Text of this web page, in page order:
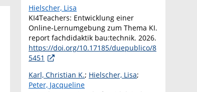
Hielscher, Lisa
KI4Teachers: Entwicklung einer
Online-Lernumgebung zum Thema KI.
report fachdidaktik bau:technik. 2026.
https://doi.org/10.17185/duepublico/8
5451
Karl, Christian K.; Hielscher, Lisa;
Peter, Jacqueline